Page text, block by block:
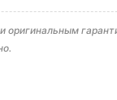
оригинальным